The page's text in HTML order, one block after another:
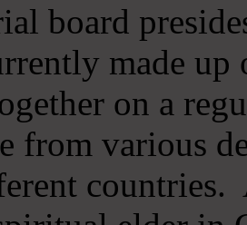
board
made
on a
from various
countries.